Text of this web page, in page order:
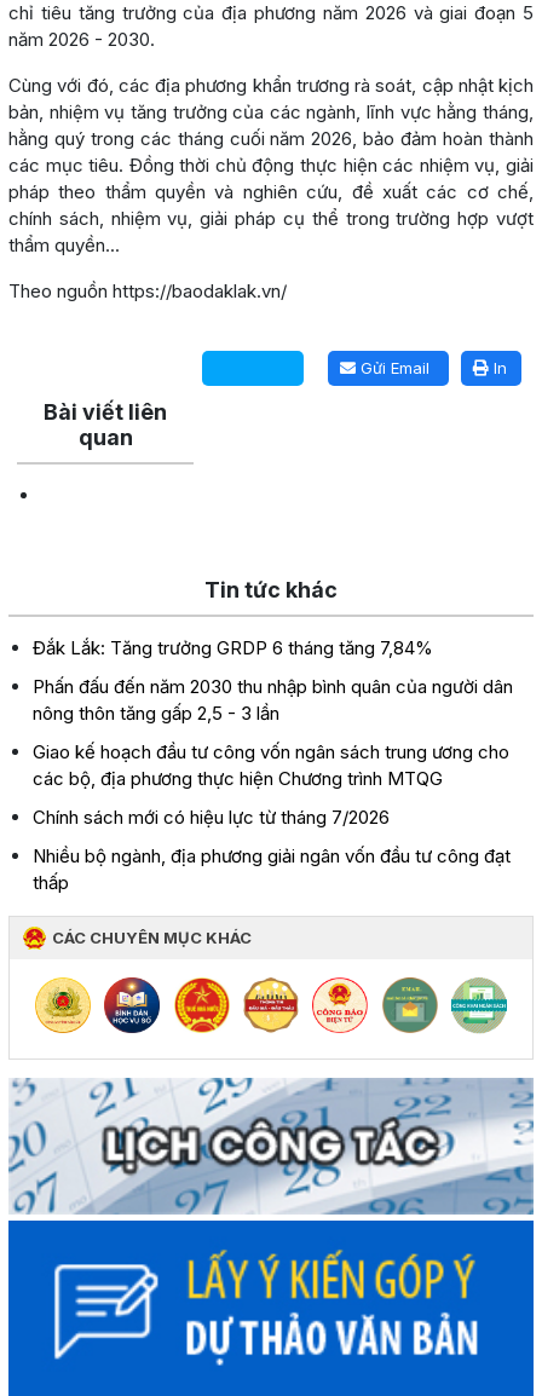
chỉ tiêu tăng trưởng của địa phương năm 2026 và giai đoạn 5
năm 2026 - 2030.
Cùng với đó, các địa phương khẩn trương rà soát, cập nhật kịch
bản, nhiệm vụ tăng trưởng của các ngành, lĩnh vực hằng tháng,
hằng quý trong các tháng cuối năm 2026, bảo đảm hoàn thành
các mục tiêu. Đồng thời chủ động thực hiện các nhiệm vụ, giải
pháp theo thẩm quyền và nghiên cứu, đề xuất các cơ chế,
chính sách, nhiệm vụ, giải pháp cụ thể trong trường hợp vượt
thẩm quyền...
Theo nguồn https://baodaklak.vn/
In
Gửi Email
Bài viết liên
quan
Tin tức khác
Đắk Lắk: Tăng trưởng GRDP 6 tháng tăng 7,84%
Phấn đấu đến năm 2030 thu nhập bình quân của người dân
nông thôn tăng gấp 2,5 - 3 lần
Giao kế hoạch đầu tư công vốn ngân sách trung ương cho
các bộ, địa phương thực hiện Chương trình MTQG
Chính sách mới có hiệu lực từ tháng 7/2026
Nhiều bộ ngành, địa phương giải ngân vốn đầu tư công đạt
thấp
CÁC CHUYÊN MỤC KHÁC